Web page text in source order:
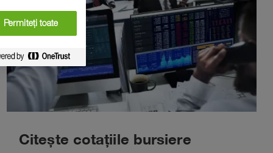
Citește cotațiile bursiere
Permiteți toate